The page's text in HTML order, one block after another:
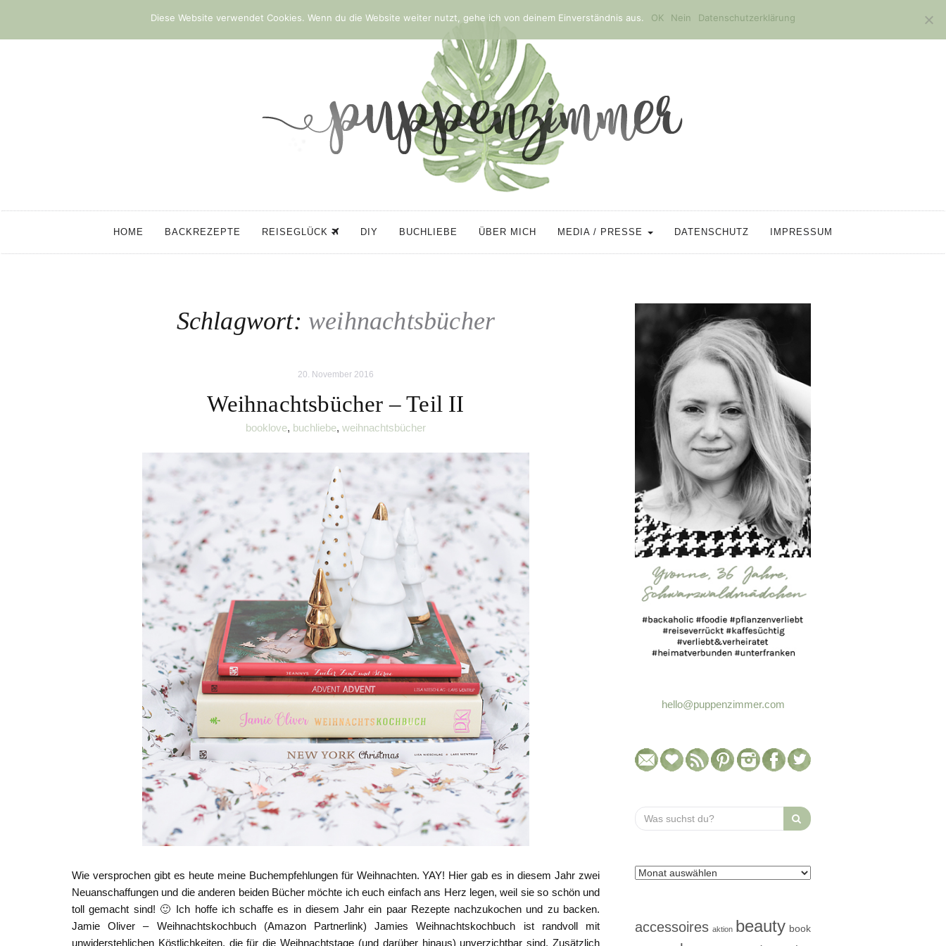
HOME BACKREZEPTE REISEGLÜCK DIY BUCHLIEBE ÜBER MICH MEDIA / PRESSE DATENSCHUTZ IMPRESSUM
Schlagwort: weihnachtsbücher
20. November 2016
Weihnachtsbücher – Teil II
booklove, buchliebe, weihnachtsbücher
Wie versprochen gibt es heute meine Buchempfehlungen für Weihnachten. YAY! Hier gab es in diesem Jahr zwei
Neuanschaffungen und die anderen beiden Bücher möchte ich euch einfach ans Herz legen, weil sie so schön und
toll gemacht sind! 🙂 Ich hoffe ich schaffe es in diesem Jahr ein paar Rezepte nachzukochen und zu backen.
Jamie Oliver – Weihnachtskochbuch (Amazon Partnerlink) Jamies Weihnachtskochbuch ist randvoll mit
unwiderstehlichen Köstlichkeiten, die für die Weihnachtstage (und darüber hinaus) unverzichtbar sind. Zusätzlich
hello@puppenzimmer.com
Search
for:
accessoires aktion beauty book
Diese Website verwendet Cookies. Wenn du die Website weiter nutzt, gehe ich von deinem Einverständnis aus. OK Nein Datenschutzerklärung